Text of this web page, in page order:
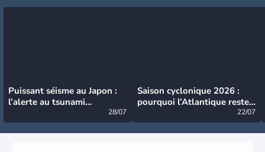
Puissant séisme au Japon :
l’alerte au tsunami
28/07
Saison cyclonique 2026 :
pourquoi l’Atlantique reste
22/07